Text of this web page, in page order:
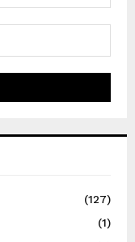
(127)
(1)